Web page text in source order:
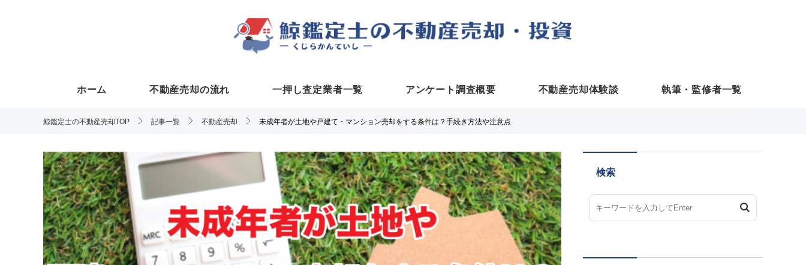
ホーム 不動産売却の流れ 一押し査定業者一覧 アンケート調査概要 不動産売却体験談 執筆・監修者一覧
鯨鑑定士の不動産売却TOP 記事一覧 不動産売却 未成年者が土地や戸建て・マンション売却をする条件は？手続き方法や注意点
検索